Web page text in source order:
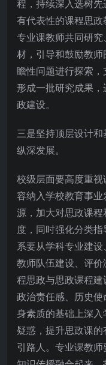
程，持续深入选树
有代表性的课程思
专业课教师共同研
材，引导和鼓励教
瞻性问题进行探索
形成一批研究成果
政建设。
三是坚持顶层设计
纵深发展。
校级层面要高度重
容纳入学校教育事
源，加大对思政课
度，同时强化分类
系要从学科专业建设
教师队伍建设、评
程思政与思政课程
政治责任感、历史
身素质的基础上深
疑惑，提升思政课
引路人。专业课教